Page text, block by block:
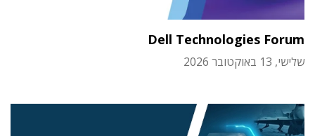
Dell Technologies Forum
שלישי, 13 באוקטובר 2026